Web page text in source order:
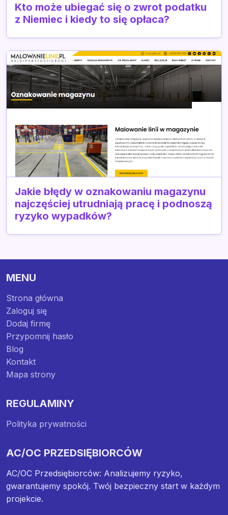
Kto może ubiegać się o zwrot podatku
z Niemiec i kiedy to się opłaca?
Jakie błędy w oznakowaniu magazynu
najczęściej utrudniają pracę i podnoszą
ryzyko wypadków?
MENU
Strona główna
Zaloguj się
Dodaj firmę
Przypomnij hasło
Blog
Kontakt
Mapa strony
REGULAMINY
Polityka prywatności
AC/OC PRZEDSIĘBIORCÓW
AC/OC Przedsiębiorców: Analizujemy ryzyko,
gwarantujemy spokój. Twój bezpieczny start w każdym
projekcie.